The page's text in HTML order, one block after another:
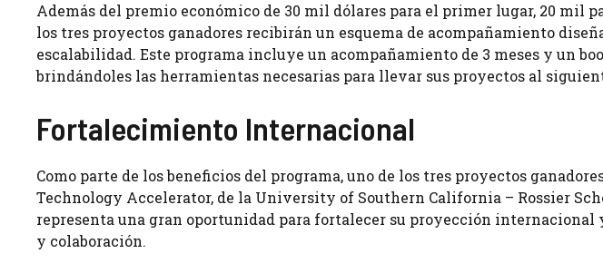
Además del premio económico de 30 mil dólares para el primer lugar, 20 mil
los tres proyectos ganadores recibirán un esquema de acompañamiento
escalabilidad. Este programa incluye un acompañamiento de 3 meses y un
brindándoles las herramientas necesarias para llevar sus proyectos al
Fortalecimiento Internacional
Como parte de los beneficios del programa, uno de los tres proyectos
Technology Accelerator, de la University of Southern California – Rossier
representa una gran oportunidad para fortalecer su proyección internacional
y colaboración.